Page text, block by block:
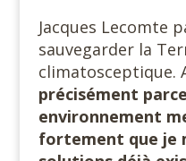
Jacques Lecomte
sauvegarder la
climatosceptique.
précisément
environnement
fortement que je